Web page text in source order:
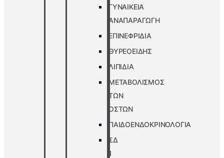
ΓΥΝΑΙΚΕΙΑ
ΑΝΑΠΑΡΑΓΩΓΗ
ΕΠΙΝΕΦΡΙΔΙΑ
ΘΥΡΕΟΕΙΔΗΣ
ΛΙΠΙΔΙΑ
ΜΕΤΑΒΟΛΙΣΜΟΣ
ΤΩΝ
ΟΣΤΩΝ
ΠΑΙΔΟΕΝΔΟΚΡΙΝΟΛΟΓΙΑ
ΣΔ
1